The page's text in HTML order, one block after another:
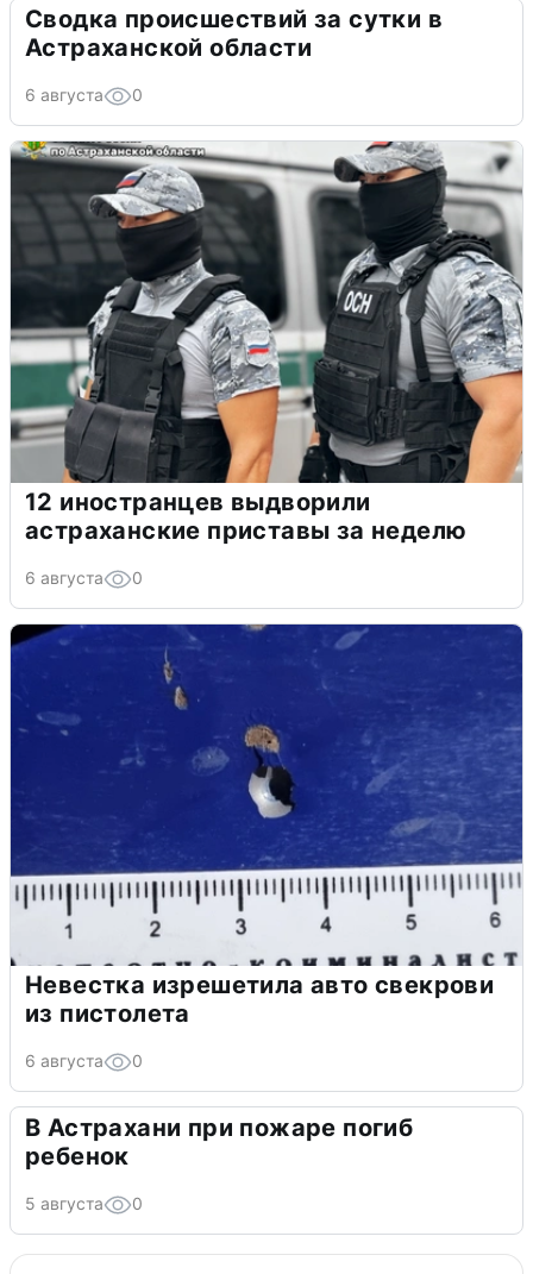
Сводка происшествий за сутки в
Астраханской области
6 августа 0
12 иностранцев выдворили
астраханские приставы за неделю
6 августа 0
Невестка изрешетила авто свекрови
из пистолета
6 августа 0
В Астрахани при пожаре погиб
ребенок
5 августа 0